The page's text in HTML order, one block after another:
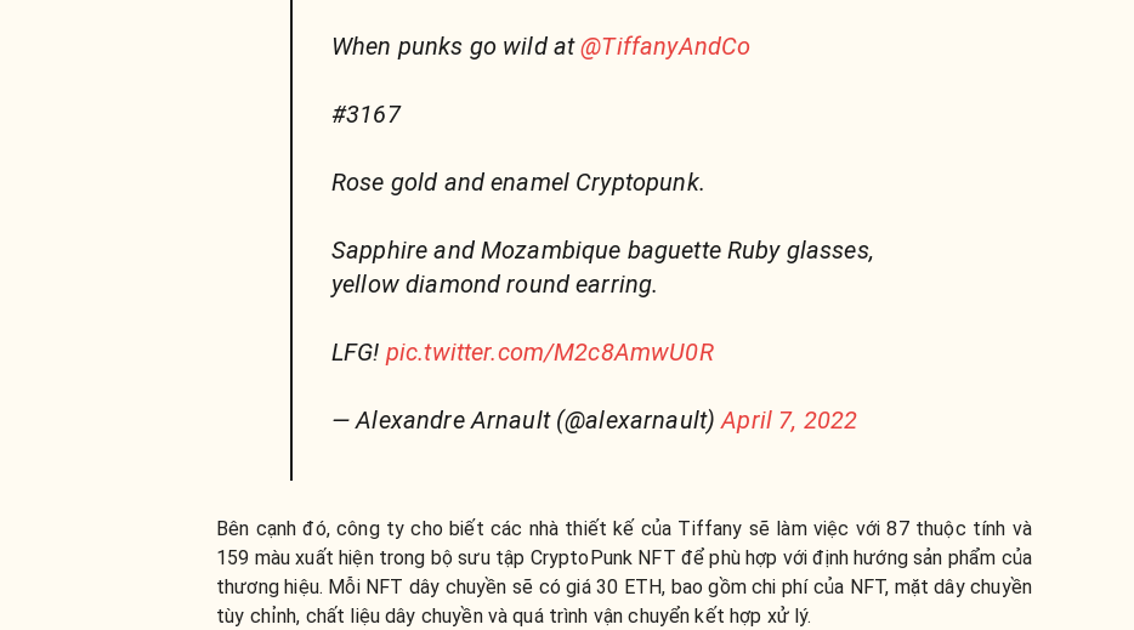
When punks go wild at@TiffanyAndCo
#3167
Rose gold and enamel Cryptopunk.
Sapphire and Mozambique baguette Ruby glasses,
yellow diamond round earring.
LFG! pic.twitter.com/M2c8AmwU0R
— Alexandre Arnault (@alexarnault)April 7, 2022
Bên cạnh đó, công ty cho biết các nhà thiết kế của Tiffany sẽ làm việc với 87 thuộc tính và
159 màu xuất hiện trong bộ sưu tập CryptoPunk NFT để phù hợp với định hướng sản phẩm của
thương hiệu. Mỗi NFT dây chuyền sẽ có giá 30 ETH, bao gồm chi phí của NFT, mặt dây chuyền
tùy chỉnh, chất liệu dây chuyền và quá trình vận chuyển kết hợp xử lý.